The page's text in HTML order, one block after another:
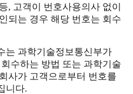
, 고객이 번호사용의사 없이
되는 경우 해당 번호는 회수
는 과학기술정보통신부가
수하는 방법 또는 과학기술
사가 고객으로부터 번호를
니다.